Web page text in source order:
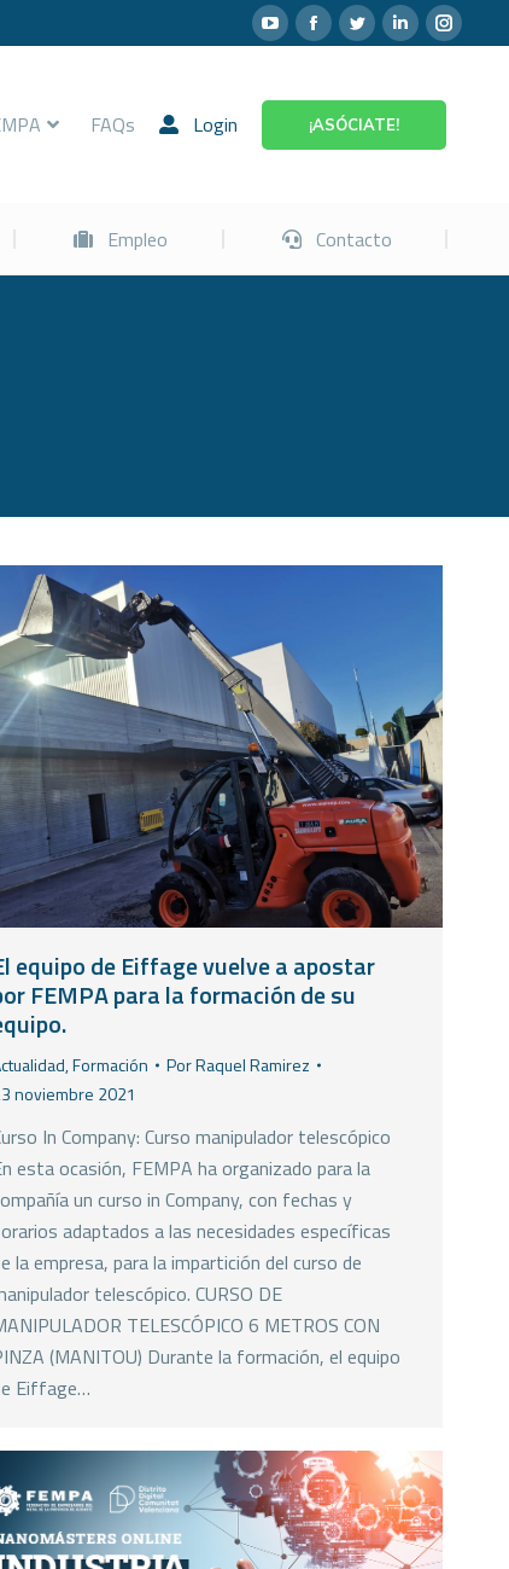
FAQs Login ¡ASÓCIATE!
Empleo Contacto
equipo de Eiffage vuelve a apostar
FEMPA para la formación de su
,Formación PorRaquel Ramirez
noviembre 2021
In Company: Curso manipulador telescópico
esta ocasión, FEMPA ha organizado para la
un curso in Company, con fechas y
adaptados a las necesidades específicas
la empresa, para la impartición del curso de
telescópico. CURSO DE
TELESCÓPICO 6 METROS CON
(MANITOU) Durante la formación, el equipo
Eiffage…
Empleo Contacto